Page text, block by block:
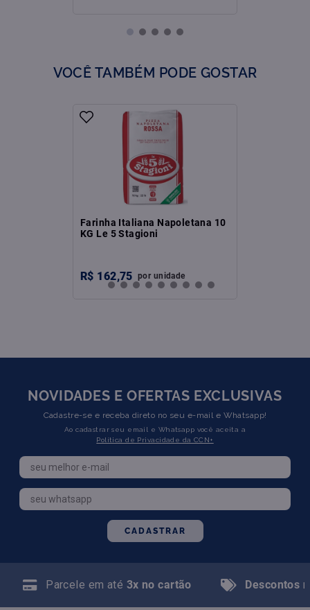
VOCÊ TAMBÉM PODE GOSTAR
Farinha Italiana Napoletana 10
KG Le 5 Stagioni
R$ 162,75 por unidade
NOVIDADES E OFERTAS EXCLUSIVAS
Cadastre-se e receba direto no seu e-mail e Whatsapp!
Ao cadastrar seu email e Whatsapp você aceita a
Política de Privacidade da CCN+
CADASTRAR
Parcele em até 3x no cartão Descontos